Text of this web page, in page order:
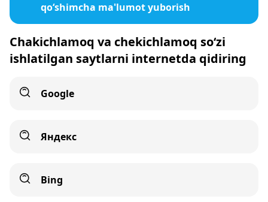
qo‘shimcha ma'lumot yuborish
Chakichlamoq va chekichlamoq so‘zi
ishlatilgan saytlarni internetda qidiring
Google
Яндекс
Bing